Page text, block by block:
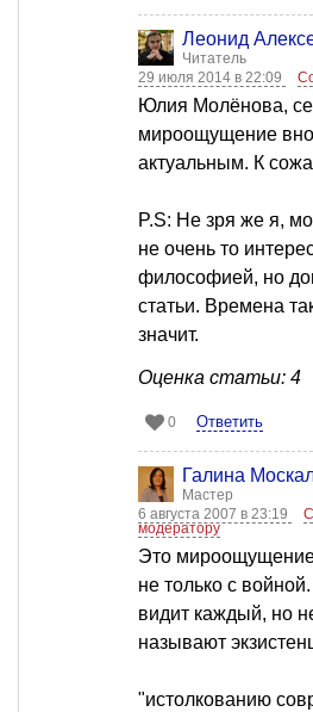
Леонид
Читатель
29 июля 2014 в 22:09
Юлия Молёнова,
мироощущение
актуальным. К
P.S: Не зря же я,
не очень то
философией, но
статьи. Времена
значит.
Оценка статьи: 4
0 Ответить
Галина
Мастер
6 августа 2007 в 23:19
модератору
Это
не только с
видит каждый, но
называют
"истолкованию